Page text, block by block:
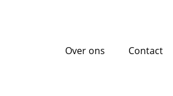
Over ons Contact